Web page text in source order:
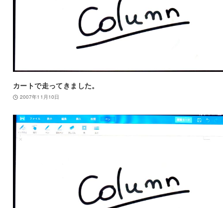
カートで走ってきました。
2007年11月10日